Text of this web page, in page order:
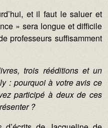
et il faut le saluer et
» sera longue et difficile
professeurs suffisamment
trois rééditions et un
: pourquoi à votre avis ce
participé à deux de ces
?